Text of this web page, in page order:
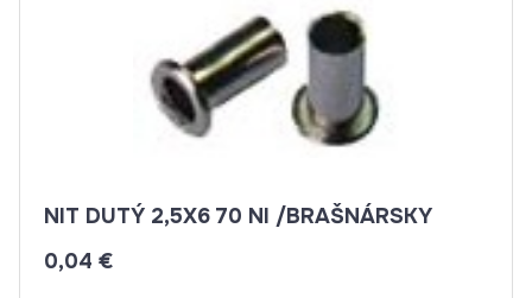
NIT DUTÝ 2,5X6 70 NI /BRAŠNÁRSKY
0,04 €